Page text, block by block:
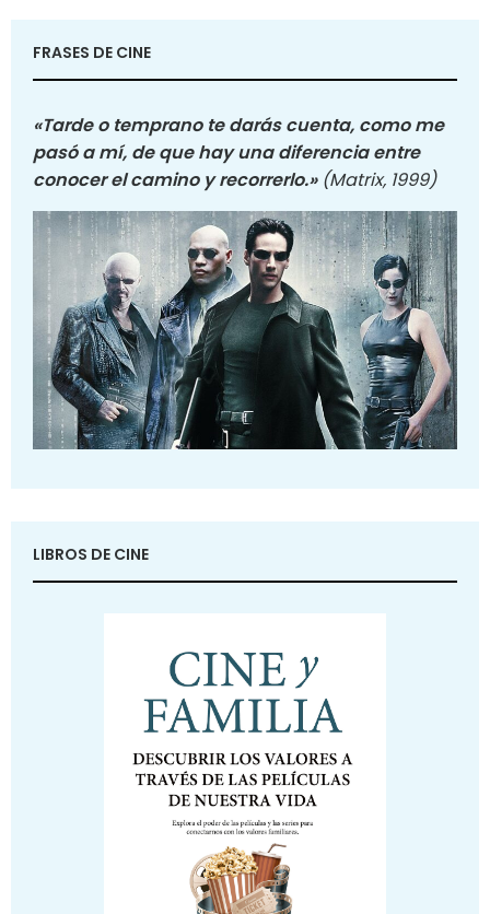
FRASES DE CINE
«Tarde o temprano te darás cuenta, como me
pasó a mí, de que hay una diferencia entre
conocer el camino y recorrerlo.» (Matrix, 1999)
LIBROS DE CINE